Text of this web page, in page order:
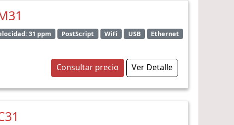
31 ppm PostScript WiFi USB
Ethernet
Consultar precio Ver Detalle